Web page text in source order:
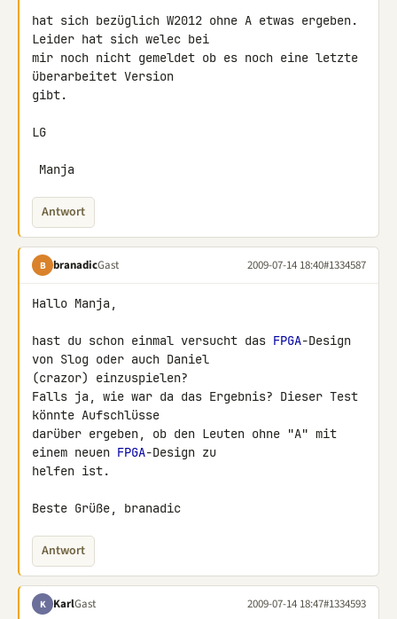
hat sich bezüglich W2012 ohne A etwas ergeben.
Leider hat sich welec bei
mir noch nicht gemeldet ob es noch eine letzte
überarbeitet Version
gibt.
LG
Manja
Antwort
B branadicGast 2009-07-14 18:40#1334587
Hallo Manja,
hast du schon einmal versucht das FPGA-Design
von Slog oder auch Daniel
(crazor) einzuspielen?
Falls ja, wie war da das Ergebnis? Dieser Test
könnte Aufschlüsse
darüber ergeben, ob den Leuten ohne "A" mit
einem neuen FPGA-Design zu
helfen ist.
Beste Grüße, branadic
Antwort
K KarlGast 2009-07-14 18:47#1334593